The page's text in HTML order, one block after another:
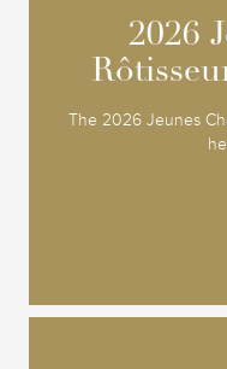
2026
The 2026 Jeunes
2026